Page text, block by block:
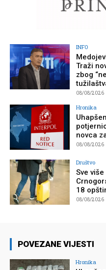
INFO
Traži
zbog
08/08/2026
Hronika
novca
08/08/2026
Društvo
Sve
18
08/08/2026
POVEZANE VIJESTI
Hronika